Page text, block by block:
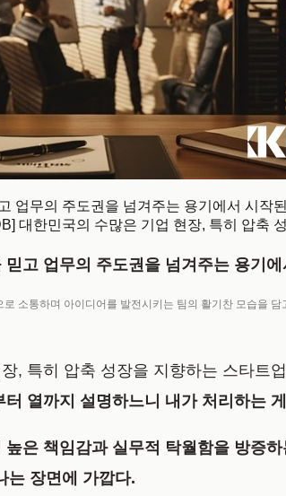
업무의 주도권을 넘겨주는 용기에서 시
대한민국의 수많은 기업 현장, 특히 압축
고 업무의 주도권을 넘겨주는 용기
소통하며 아이디어를 발전시키는 팀의 활기찬 모습을
, 특히 압축 성장을 지향하는 스타
터 열까지 설명하느니 내가 처리하는
은 책임감과 실무적 탁월함을 방증
는 장면에 가깝다.